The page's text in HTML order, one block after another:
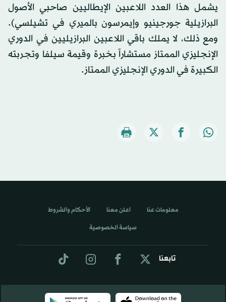
يشمل هذا العدد اللاعبين الإيطاليين صاحبي الأصول
البرازيلية جورجينيو وإيمرسون بالميري في تشيلسي).
ومع ذلك، لا يملك باقي اللاعبين البرازيليين في الدوري
الإنجليزي الممتاز مستشاراً بخبرة وقيمة سيلفا وتجربته
الكبيرة في الدوري الإنجليزي الممتاز.
تابعنا
معلومات عنا اعلن معنا الأحكام والشروط
سياسة الخصوصية